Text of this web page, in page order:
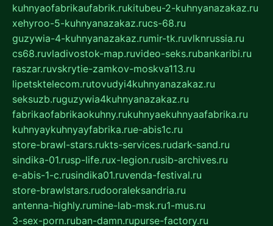
kuhnyaofabrikaufabrik.rukitubeu-2-kuhnyanazakaz.ru
xehyroo-5-kuhnyanazakaz.rucs-68.ru
guzywia-4-kuhnyanazakaz.rumir-tk.ruvlknrussia.ru
cs68.ruvladivostok-map.ruvideo-seks.rubankaribi.ru
raszar.ruvskrytie-zamkov-moskva113.ru
lipetsktelecom.rutovudyi4kuhnyanazakaz.ru
seksuzb.ruguzywia4kuhnyanazakaz.ru
fabrikaofabrikaokuhny.rukuhnyaekuhnyaafabrika.ru
kuhnyaykuhnyayfabrika.rue-abis1c.ru
store-brawl-stars.rukts-services.rudark-sand.ru
sindika-01.rusp-life.rux-legion.rusib-archives.ru
e-abis-1-c.rusindika01.ruvenda-festival.ru
store-brawlstars.rudooraleksandria.ru
antenna-highly.rumine-lab-msk.ru1-mus.ru
3-sex-porn.ruban-damn.rupurse-factory.ru